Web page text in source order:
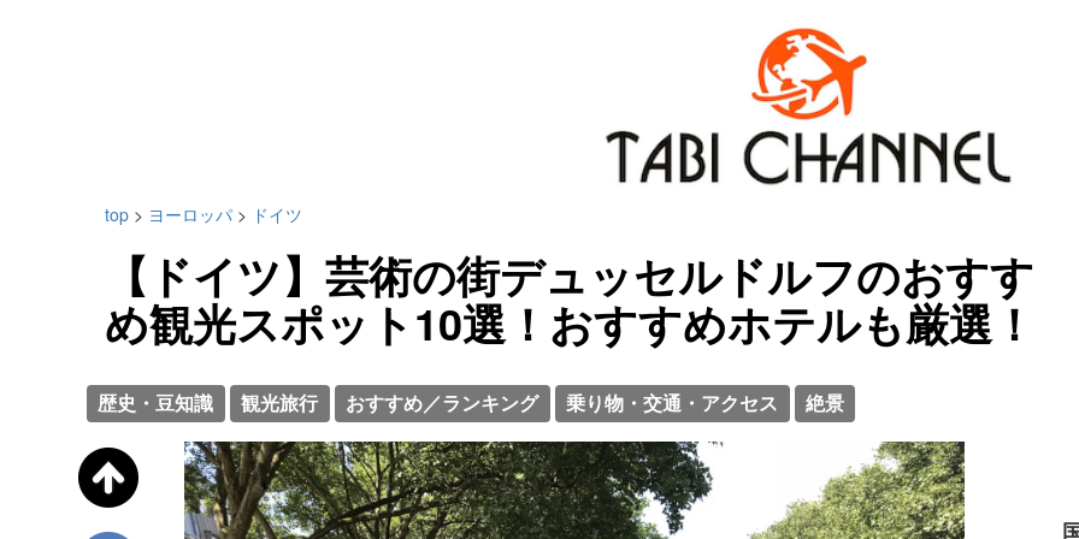
top > ヨーロッパ > ドイツ
【ドイツ】芸術の街デュッセルドルフのおすす
め観光スポット10選！おすすめホテルも厳選！
歴史・豆知識 観光旅行 おすすめ／ランキング 乗り物・交通・アクセス 絶景